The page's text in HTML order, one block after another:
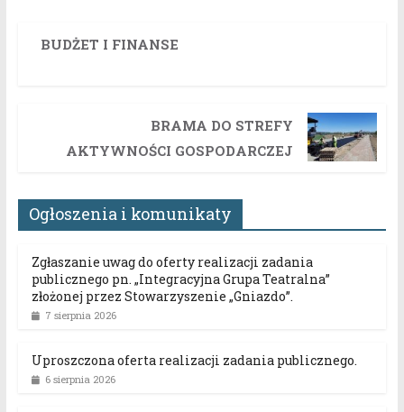
BUDŻET I FINANSE
BRAMA DO STREFY
AKTYWNOŚCI GOSPODARCZEJ
Ogłoszenia i komunikaty
Zgłaszanie uwag do oferty realizacji zadania
publicznego pn. „Integracyjna Grupa Teatralna”
złożonej przez Stowarzyszenie „Gniazdo”.
7 sierpnia 2026
Uproszczona oferta realizacji zadania publicznego.
6 sierpnia 2026